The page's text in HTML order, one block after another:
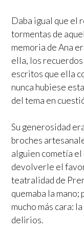
Daba igual que el
tormentas de
memoria de Ana
ella, los
escritos que ella
nunca hubiese
del tema en
Su generosidad
broches
alguien cometía
devolverle el
teatralidad de
quemaba la
mucho más cara:
delirios.